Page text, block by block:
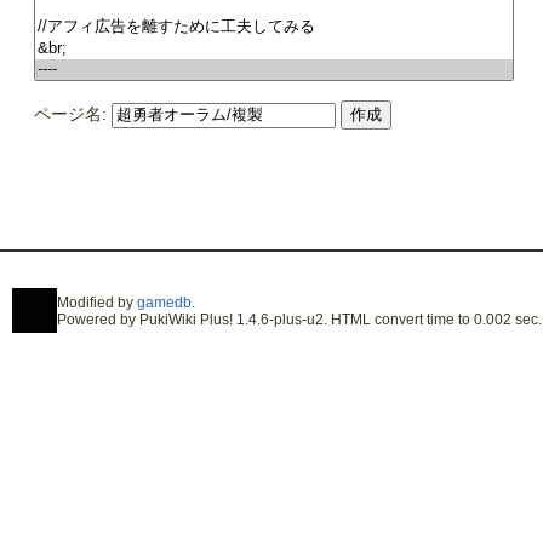
ページ名:
Modified by gamedb.
Powered by PukiWiki Plus! 1.4.6-plus-u2. HTML convert time to 0.002 sec.